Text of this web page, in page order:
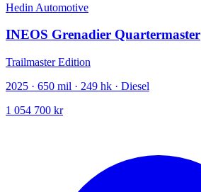
Hedin Automotive
INEOS Grenadier Quartermaster
Trailmaster Edition
2025 · 650 mil · 249 hk · Diesel
1 054 700 kr